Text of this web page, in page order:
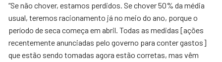
“Se não chover, estamos perdidos. Se chover 50% da média
usual, teremos racionamento já no meio do ano, porque o
período de seca começa em abril. Todas as medidas [ações
recentemente anunciadas pelo governo para conter gastos]
que estão sendo tomadas agora estão corretas, mas vêm